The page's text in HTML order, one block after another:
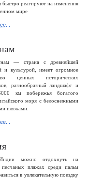
быстро реагируют на изменения
мире
— страна с древнейшей
и культурой, имеет огромное
ценных исторических
разнообразный ландшафт и
км побережья богатого
моря с белоснежными
пляжами.
можно отдохнуть на
песчаных пляжах среди пальм
в увлекательную поездку